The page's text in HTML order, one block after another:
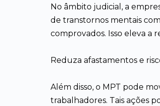
No âmbito judicial, a
de transtornos mentais
comprovados. Isso eleva a
Reduza afastamentos e
Além disso, o MPT pode
trabalhadores. Tais ações